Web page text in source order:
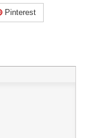
Pinterest